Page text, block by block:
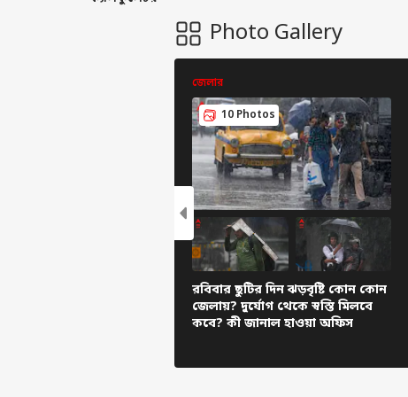
Photo Gallery
জেলার
10 Photos
রবিবার ছুটির দিন ঝড়বৃষ্টি কোন কোন
জেলায়? দুর্যোগ থেকে স্বস্তি মিলবে
কবে? কী জানাল হাওয়া অফিস